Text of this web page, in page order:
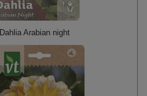
Dahlia Arabian night